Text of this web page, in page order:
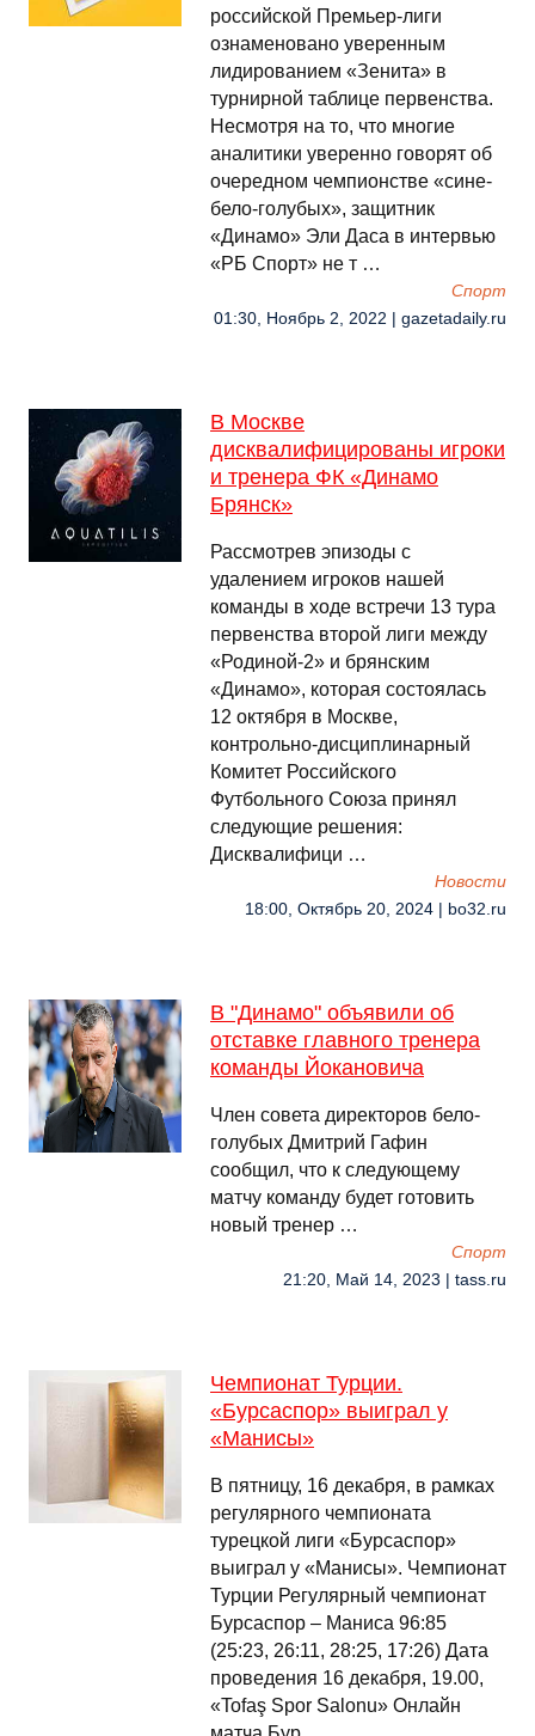
российской Премьер-лиги
ознаменовано уверенным
лидированием «Зенита» в
турнирной таблице первенства.
Несмотря на то, что многие
аналитики уверенно говорят об
очередном чемпионстве «сине-
бело-голубых», защитник
«Динамо» Эли Даса в интервью
«РБ Спорт» не т …
Спорт
01:30, Ноябрь 2, 2022 | gazetadaily.ru
В Москве
дисквалифицированы игроки
и тренера ФК «Динамо
Брянск»
Рассмотрев эпизоды с
удалением игроков нашей
команды в ходе встречи 13 тура
первенства второй лиги между
«Родиной-2» и брянским
«Динамо», которая состоялась
12 октября в Москве,
контрольно-дисциплинарный
Комитет Российского
Футбольного Союза принял
следующие решения:
Дисквалифици …
Новости
18:00, Октябрь 20, 2024 | bo32.ru
В "Динамо" объявили об
отставке главного тренера
команды Йокановича
Член совета директоров бело-
голубых Дмитрий Гафин
сообщил, что к следующему
матчу команду будет готовить
новый тренер …
Спорт
21:20, Май 14, 2023 | tass.ru
Чемпионат Турции.
«Бурсаспор» выиграл у
«Манисы»
В пятницу, 16 декабря, в рамках
регулярного чемпионата
турецкой лиги «Бурсаспор»
выиграл у «Манисы». Чемпионат
Турции Регулярный чемпионат
Бурсаспор – Маниса 96:85
(25:23, 26:11, 28:25, 17:26) Дата
проведения 16 декабря, 19.00,
«Tofaş Spor Salonu» Онлайн